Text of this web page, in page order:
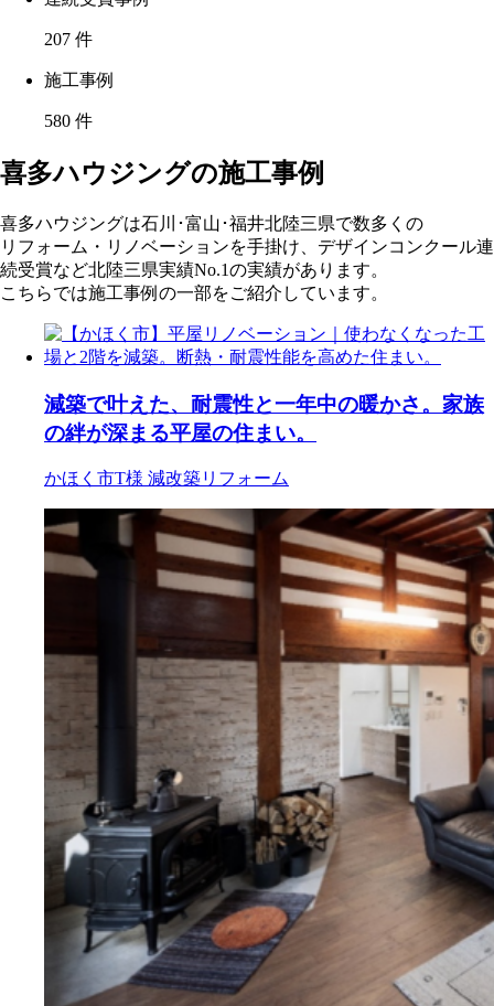
207 件
施工事例
580 件
喜多ハウジングの施工事例
喜多ハウジングは石川･富山･福井北陸三県で数多くの
リフォーム・リノベーションを手掛け、デザインコンクール連
続受賞など北陸三県実績No.1の実績があります。
こちらでは施工事例の一部をご紹介しています。
減築で叶えた、耐震性と一年中の暖かさ。家族
の絆が深まる平屋の住まい。
かほく市T様 減改築リフォーム